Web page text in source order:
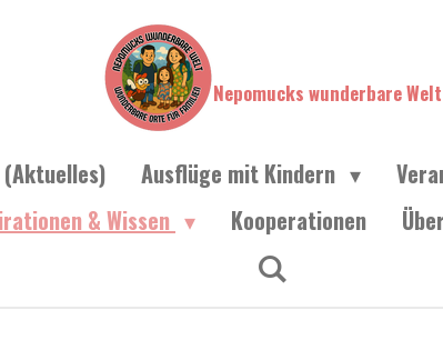
Nepomucks wunderbare Welt
Ausflüge mit Kindern
& Wissen Kooperationen